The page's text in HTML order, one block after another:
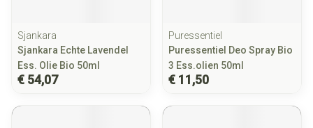
Sjankara
Sjankara Echte Lavendel
Ess. Olie Bio 50ml
€ 54,07
Puressentiel
Puressentiel Deo Spray Bio
3 Ess.olien 50ml
€ 11,50